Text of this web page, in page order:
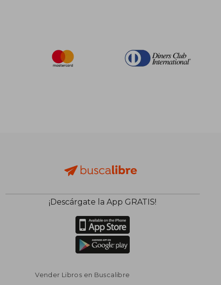
¡Descárgate la App GRATIS!
Vender Libros en Buscalibre